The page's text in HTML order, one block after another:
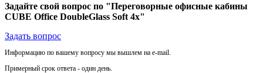
Задайте свой вопрос по "Переговорные офисные кабины
CUBE Office DoubleGlass Soft 4x"
Задать вопрос
Информацию по вашему вопросу мы вышлем на e-mail.
Примерный срок ответа - один день.